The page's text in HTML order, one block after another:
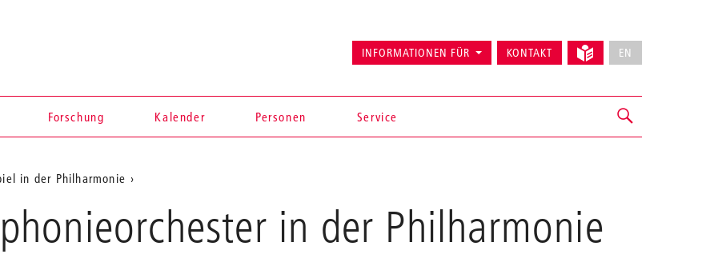
Forschung Kalender Personen Service
INFORMATIONEN FÜR KONTAKT EN
in der Philharmonie
in der Philharmonie